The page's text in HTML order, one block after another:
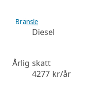
Bränsle
Diesel
Årlig skatt
4277 kr/år